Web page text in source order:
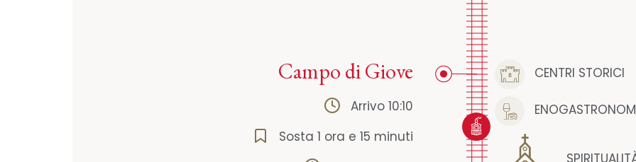
CENTRI STORICI
Campo di Giove
Arrivo 10:10
Sosta 1 ora e 15 minuti